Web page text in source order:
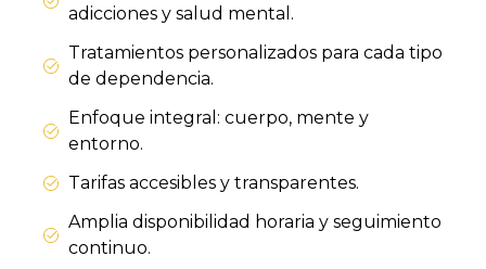
adicciones y salud mental.
Tratamientos personalizados para cada tipo
de dependencia.
Enfoque integral: cuerpo, mente y
entorno.
Tarifas accesibles y transparentes.
Amplia disponibilidad horaria y seguimiento
continuo.